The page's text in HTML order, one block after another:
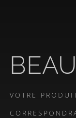
VOTRE